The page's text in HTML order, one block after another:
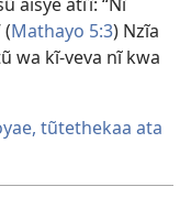
Mathayo 5:3) Nzĩa
wa kĩ-veva nĩ kwa
tũtethekaa ata